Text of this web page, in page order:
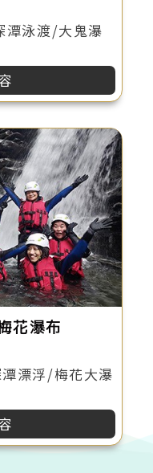
潭泳渡/大鬼瀑
花瀑布
漂浮/梅花大瀑